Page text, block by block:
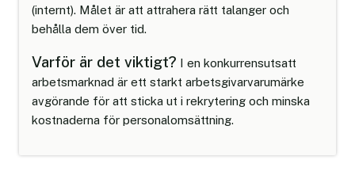
(internt). Målet är att attrahera rätt talanger och
behålla dem över tid.
Varför är det viktigt? I en konkurrensutsatt
arbetsmarknad är ett starkt arbetsgivarvarumärke
avgörande för att sticka ut i rekrytering och minska
kostnaderna för personalomsättning.